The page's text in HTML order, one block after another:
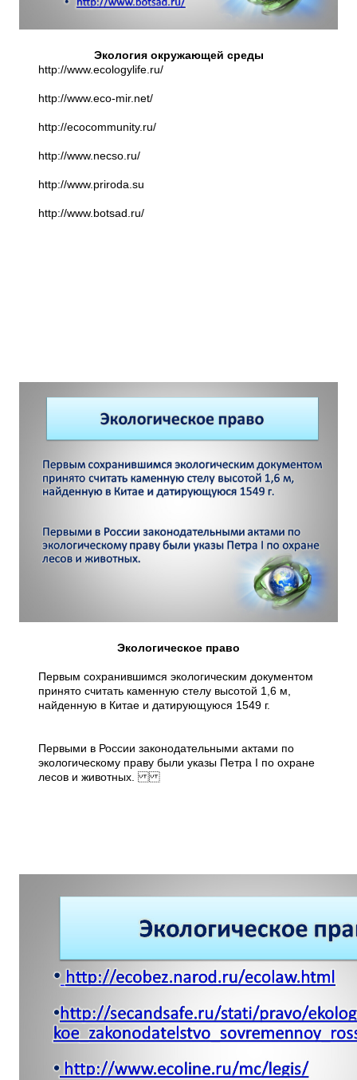
Экология окружающей среды
http://www.ecologylife.ru/
http://www.eco-mir.net/
http://ecocommunity.ru/
http://www.necso.ru/
http://www.priroda.su
http://www.botsad.ru/
Экологическое право
Первым сохранившимся экологическим документом
принято считать каменную стелу высотой 1,6 м,
найденную в Китае и датирующуюся 1549 г.
Первыми в России законодательными актами по
экологическому праву были указы Петра I по охране
лесов и животных.